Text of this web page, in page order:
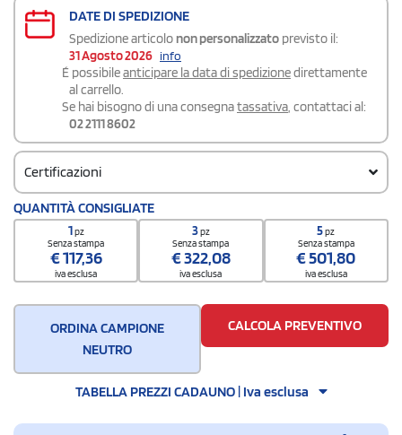
DATE DI SPEDIZIONE
Spedizione articolo non personalizzato previsto il:
31 Agosto 2026 info
É possibileanticipare la data di spedizionedirettamente
al carrello.
Se hai bisogno di una consegnatassativa, contattaci al:
02 2111 8602
Certificazioni
certificazione.pdf >
QUANTITÀ CONSIGLIATE
1pz
Senza stampa
€117,36
iva esclusa
3pz
Senza stampa
€322,08
iva esclusa
5pz
Senza stampa
€501,80
iva esclusa
ORDINA CAMPIONE
NEUTRO
CALCOLA PREVENTIVO
TABELLA PREZZI CADAUNO | Iva esclusa